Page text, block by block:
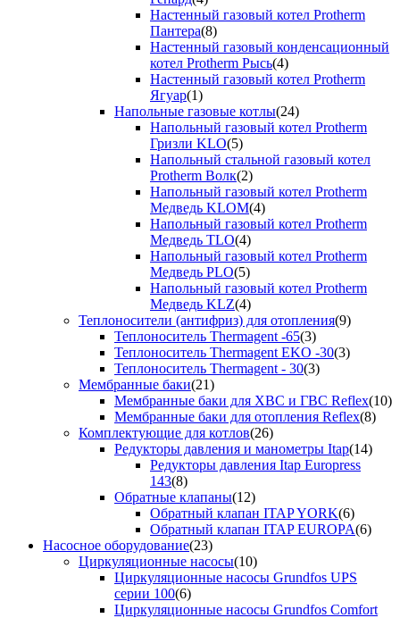
Настенный газовый котел Protherm
Пантера(8)
Настенный газовый конденсационный
котел Protherm Рысь(4)
Настенный газовый котел Protherm
Ягуар(1)
Напольные газовые котлы(24)
Напольный газовый котел Protherm
Гризли KLO(5)
Напольный стальной газовый котел
Protherm Волк(2)
Напольный газовый котел Protherm
Медведь KLOM(4)
Напольный газовый котел Protherm
Медведь TLO(4)
Напольный газовый котел Protherm
Медведь PLO(5)
Напольный газовый котел Protherm
Медведь KLZ(4)
Теплоносители (антифриз) для отопления(9)
Теплоноситель Thermagent -65(3)
Теплоноситель Thermagent EKO -30(3)
Теплоноситель Thermagent - 30(3)
Мембранные баки(21)
Мембранные баки для ХВС и ГВС Reflex(10)
Мембранные баки для отопления Reflex(8)
Комплектующие для котлов(26)
Редукторы давления и манометры Itap(14)
Редукторы давления Itap Europress
143(8)
Обратные клапаны(12)
Обратный клапан ITAP YORK(6)
Обратный клапан ITAP EUROPA(6)
Насосное оборудование(23)
Циркуляционные насосы(10)
Циркуляционные насосы Grundfos UPS
серии 100(6)
Циркуляционные насосы Grundfos Comfort